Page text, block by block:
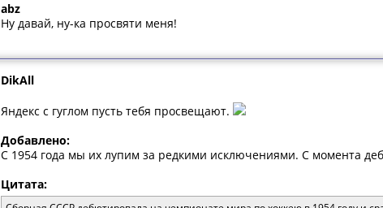
abz
Ну давай, ну-ка просвяти меня!
DikAll
Яндекс с гуглом пусть тебя просвещают.
Добавлено:
С 1954 года мы их лупим за редкими исключениями. С момента
Цитата: